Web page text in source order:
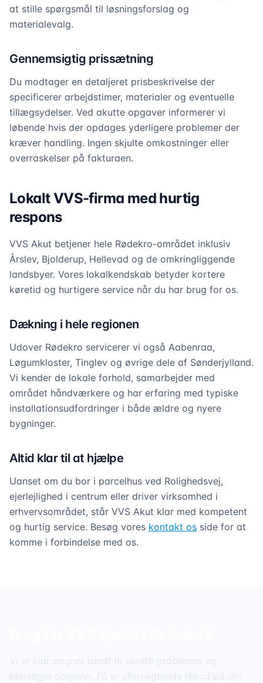
at stille spørgsmål til løsningsforslag og
materialevalg.
Gennemsigtig prissætning
Du modtager en detaljeret prisbeskrivelse der
specificerer arbejdstimer, materialer og eventuelle
tillægsydelser. Ved akutte opgaver informerer vi
løbende hvis der opdages yderligere problemer der
kræver handling. Ingen skjulte omkostninger eller
overraskelser på fakturaen.
Lokalt VVS-firma med hurtig
respons
VVS Akut betjener hele Rødekro-området inklusiv
Årslev, Bjolderup, Hellevad og de omkringliggende
landsbyer. Vores lokalkendskab betyder kortere
køretid og hurtigere service når du har brug for os.
Dækning i hele regionen
Udover Rødekro servicerer vi også Aabenraa,
Løgumkloster, Tinglev og øvrige dele af Sønderjylland.
Vi kender de lokale forhold, samarbejder med
området håndværkere og har erfaring med typiske
installationsudfordringer i både ældre og nyere
bygninger.
Altid klar til at hjælpe
Uanset om du bor i parcelhus ved Rolighedsvej,
ejerlejlighed i centrum eller driver virksomhed i
erhvervsområdet, står VVS Akut klar med kompetent
og hurtig service. Besøg vores kontakt os side for at
komme i forbindelse med os.
Vi er klar døgnet rundt til akutte problemer og
planlagte opgaver. Få et uforpligtende tilbud på din